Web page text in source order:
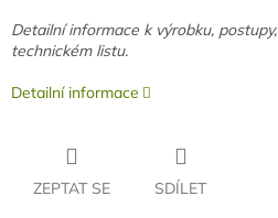
Detailní informace k výrobku,
technickém listu.
Detailní informace
ZEPTAT SE SDÍLET